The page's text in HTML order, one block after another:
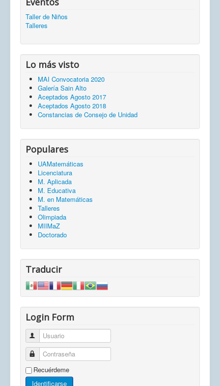
Taller de Niños
Talleres
Lo más visto
MAI Convocatoria 2020
Galería Sain Alto
Aceptados Agosto 2017
Aceptados Agosto 2018
Constancias de Consejo de Unidad
Populares
UAMatemáticas
Licenciatura
M. Aplicada
M. Educativa
M. en Matemáticas
Talleres
Olimpiada
MIIMaZ
Doctorado
Traducir
Login Form
Usuario
Contraseña
Recuérdeme
Identificarse